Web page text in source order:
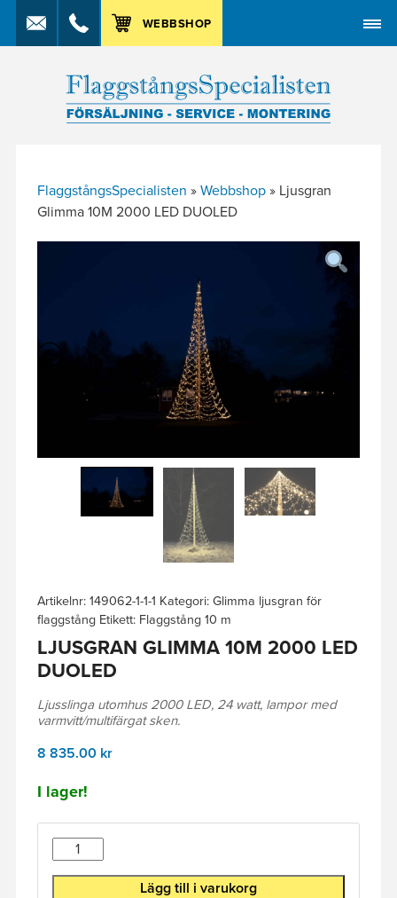
WEBBSHOP
MENY
FlaggstångsSpecialisten » Webbshop» Ljusgran
Glimma 10M 2000 LED DUOLED
Artikelnr: 149062-1-1-1 Kategori: Glimma ljusgran för
flaggstång Etikett: Flaggstång 10 m
LJUSGRAN GLIMMA 10M 2000 LED
DUOLED
Ljusslinga utomhus 2000 LED, 24 watt, lampor med
varmvitt/multifärgat sken.
8 835.00 kr
I lager!
Antal
Lägg till i varukorg